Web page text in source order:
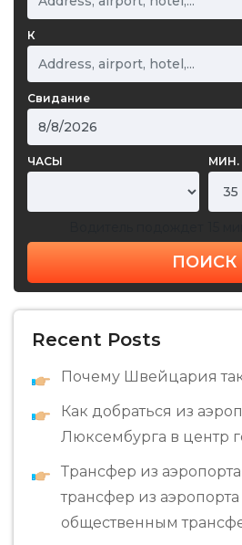
К
Свидание
ЧАСЫ МИН.
ПОИСК
Recent Posts
Почему Швейцария
Как добраться из
Люксембурга в центр
Трансфер из
трансфер из
общественным